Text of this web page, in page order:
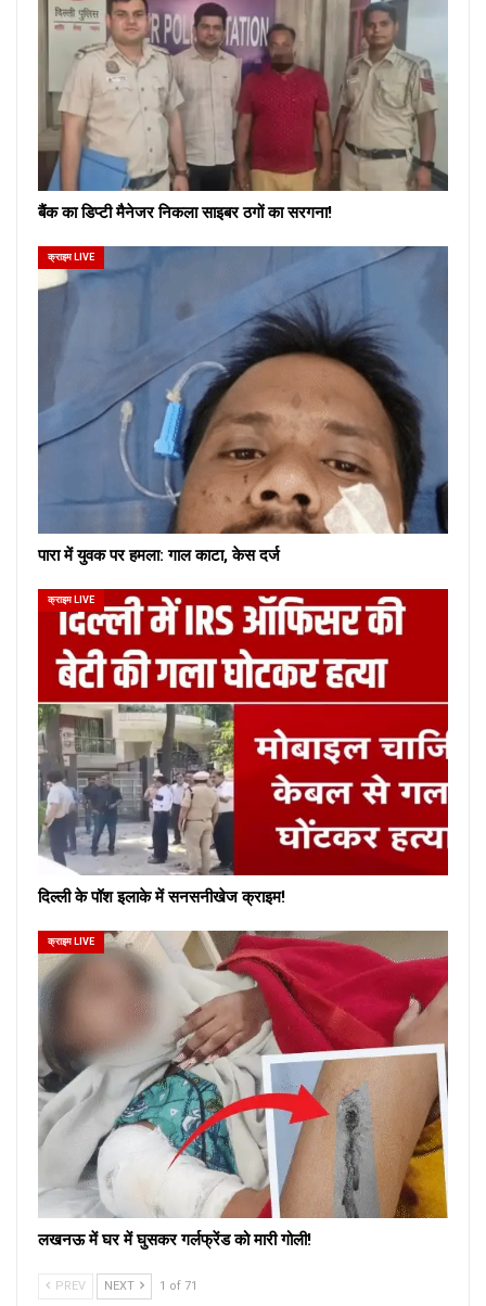
बैंक का डिप्टी मैनेजर निकला साइबर ठगों का सरगना!
क्राइम LIVE
पारा में युवक पर हमला: गाल काटा, केस दर्ज
क्राइम LIVE
दिल्ली के पॉश इलाके में सनसनीखेज क्राइम!
क्राइम LIVE
लखनऊ में घर में घुसकर गर्लफ्रेंड को मारी गोली!
PREV NEXT 1 of 71